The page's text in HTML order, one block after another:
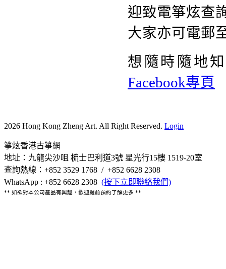
迎致電箏炫查
大家亦可電郵
想隨時隨地
Facebook專頁
2026 Hong Kong Zheng Art. All Right Reserved. Login
箏炫香港古箏網
地址：九龍尖沙咀 梳士巴利道3號 星光行15樓 1519-20室
查詢熱線：+852 3529 1768 / +852 6628 2308
WhatsApp : +852 6628 2308 (按下立即聯絡我們)
** 如欲對本公司產品有興趣，歡迎提前預約了解更多 **